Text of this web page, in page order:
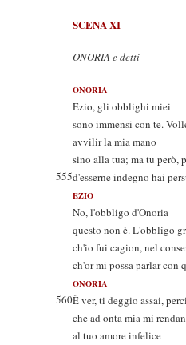
SCENA XI
ONORIA e detti
ONORIA
Ezio, gli obblighi miei
sono immensi con te.
avvilir la mia mano
sino alla tua; ma tu però,
555d'esserne indegno hai
EZIO
No, l'obbligo d'Onoria
questo non è. L'obbligo
ch'io fui cagion, nel
ch'or mi possa parlar con
ONORIA
560È ver, ti deggio assai,
che ad onta mia mi
al tuo amore infelice